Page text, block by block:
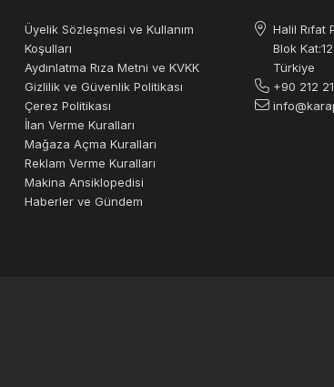
Üyelik Sözleşmesi ve Kullanım
Koşulları
Aydınlatma Rıza Metni ve KVKK
Gizlilik ve Güvenlik Politikası
Çerez Politikası
İlan Verme Kuralları
Mağaza Açma Kuralları
Reklam Verme Kuralları
Makina Ansiklopedisi
Haberler ve Gündem
Halil
Blok
Türkiye
+90 212